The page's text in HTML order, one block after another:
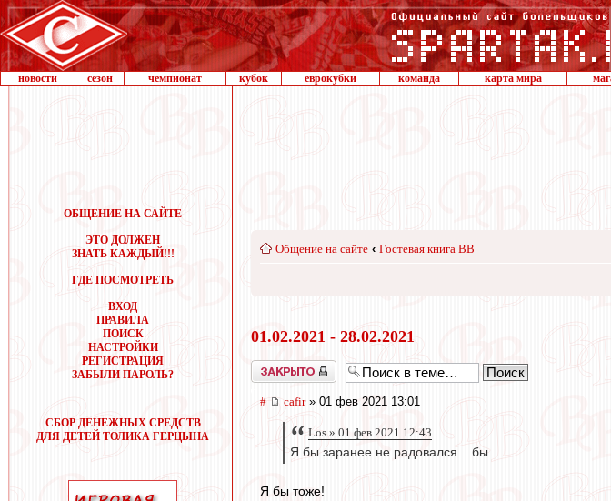
новости сезон чемпионат кубок еврокубки команда карта мира
ОБЩЕНИЕ НА САЙТЕ
ЭТО ДОЛЖЕН
ЗНАТЬ КАЖДЫЙ!!!
ГДЕ ПОСМОТРЕТЬ
ВХОД
ПРАВИЛА
ПОИСК
НАСТРОЙКИ
РЕГИСТРАЦИЯ
ЗАБЫЛИ ПАРОЛЬ?
СБОР ДЕНЕЖНЫХ СРЕДСТВ
ДЛЯ ДЕТЕЙ ТОЛИКА ГЕРЦЫНА
Общение на сайте ‹ Гостевая книга ВВ
01.02.2021 - 28.02.2021
Закрыто
# cafir» 01 фев 2021 13:01
Los » 01 фев 2021 12:43
Я бы заранее не радовался .. бы ..
Я бы тоже!